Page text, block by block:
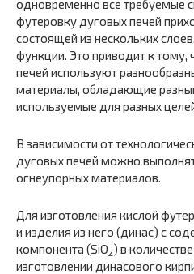
одновременно все требуемые
футеровку дуговых печей
состоящей из нескольких
функции. Это приводит к тому,
печей используют
материалы, обладающие
используемые для разных
В зависимости от
дуговых печей можно
огнеупорных материалов.
Для изготовления кислой
и изделия из него (динас) с
компонента (SiО2) в
изготовлении динасового